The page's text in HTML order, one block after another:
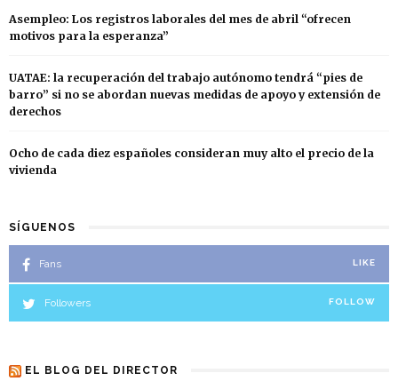
Asempleo: Los registros laborales del mes de abril “ofrecen
motivos para la esperanza”
UATAE: la recuperación del trabajo autónomo tendrá “pies de
barro” si no se abordan nuevas medidas de apoyo y extensión de
derechos
Ocho de cada diez españoles consideran muy alto el precio de la
vivienda
SÍGUENOS
Fans LIKE
Followers FOLLOW
EL BLOG DEL DIRECTOR